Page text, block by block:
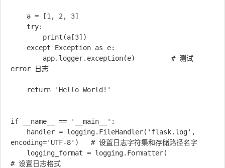
error 日志
if __name__ == '__main__':
encoding='UTF-8')   # 设置日志字符集和存储路径名字
# 设置日志格式